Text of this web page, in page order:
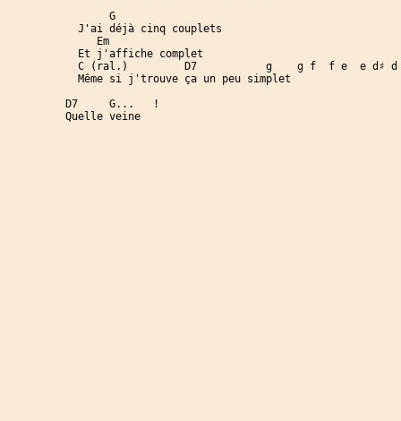
       G
  J'ai déjà cinq couplets
     Em
  Et j'affiche complet
  C (ral.)         D7           g    g f  f e  e d♯ d
  Même si j'trouve ça un peu simplet
D7     G...   !
Quelle veine